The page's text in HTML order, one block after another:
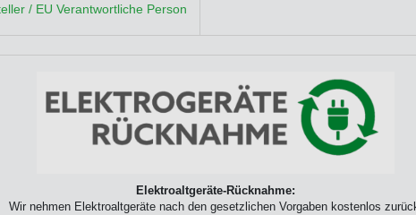
/ EU Verantwortliche Person
Elektroaltgeräte-Rücknahme:
Wir nehmen Elektroaltgeräte nach den gesetzlichen Vorgaben kostenlos